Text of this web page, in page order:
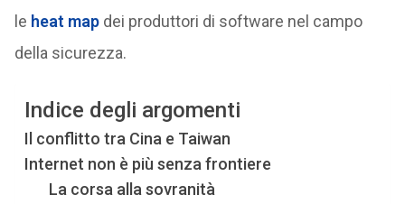
le heat map dei produttori di software nel campo
della sicurezza.
Indice degli argomenti
Il conflitto tra Cina e Taiwan
Internet non è più senza frontiere
La corsa alla sovranità